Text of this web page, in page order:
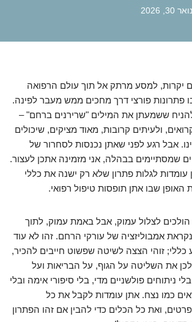
30, 2026
יקרות, למסע מרתק אל תוך עולם הרפואה
פתרונות פורצי דרך מחכים ממש מעבר לפינה.
ששמעתן את המילים "שרירנים ברחם" –
ולעיתים קרובות, מאוד מציקים, שיכולים
אבל רגע לפני שאתן נכנסות לסחרור של
שמסתיימים בבהלה, אני מזמינה אתכן לעצור.
עומדות לגלות פתרון שלא רק ישנה את כללי
שבו אתן תופסות טיפול רפואי.
לצלול עמוק, אבל באמת עמוק, לתוך
אמבוליזציה של עורקי הרחם. זהו לא עוד
כללי; זוהי הצצה לשיטה שפשוט חייבים להכיר,
לכן את השליטה על הגוף, על הבריאות ועל
ניתוחים פולשניים מדי, בלי סיפורי אימה ובלי
כמו נצח. אתן עומדות לקבל את כל
ואת כל הכלים כדי להבין אם זהו הפתרון